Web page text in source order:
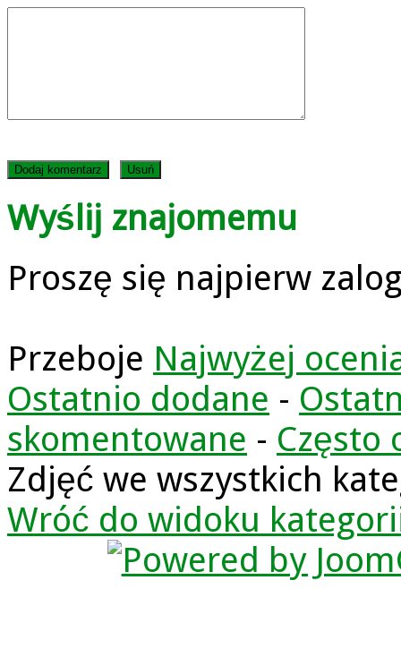
Wyślij znajomemu
Proszę się najpierw
Przeboje Najwyżej
Ostatnio dodane -
skomentowane - Często
Zdjęć we wszystkich
Wróć do widoku